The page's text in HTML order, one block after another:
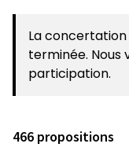
La
terminée. Nous
participation.
466 propositions